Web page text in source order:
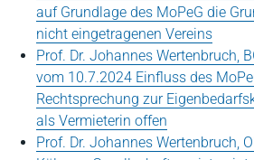
auf Grundlage des MoPeG die
nicht eingetragenen Vereins
Prof. Dr. Johannes Wertenbruch,
vom 10.7.2024 Einfluss des
Rechtsprechung zur
als Vermieterin offen
Prof. Dr. Johannes Wertenbruch,